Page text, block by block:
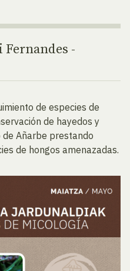
-
de especies de
de hayedos y
Añarbe prestando
de hongos amenazadas.